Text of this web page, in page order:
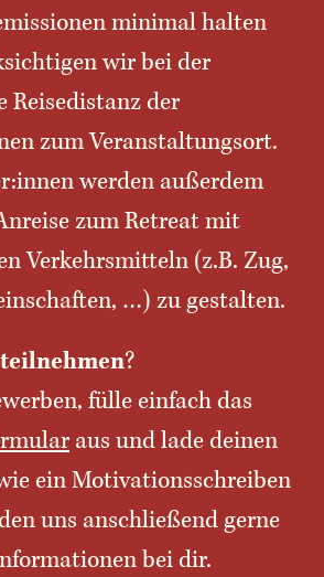
minimal halten
wir bei der
Reisedistanz der
zum Veranstaltungsort.
werden außerdem
zum Retreat mit
Verkehrsmitteln (z.B. Zug,
…) zu gestalten.
?
fülle einfach das
aus und lade deinen
ein Motivationsschreiben
uns anschließend gerne
bei dir.